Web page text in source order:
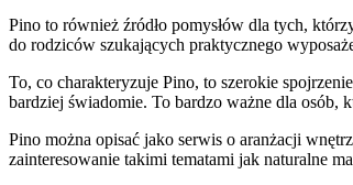
Pino to również źródło pomysłów dla tych,
do rodziców szukających praktycznego
To, co charakteryzuje Pino, to szerokie
bardziej świadomie. To bardzo ważne dla osób,
Pino można opisać jako serwis o aranżacji
zainteresowanie takimi tematami jak naturalne